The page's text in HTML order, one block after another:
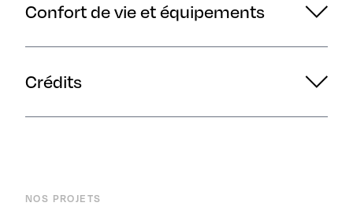
Confort de vie et équipements
Crédits
NOS PROJETS